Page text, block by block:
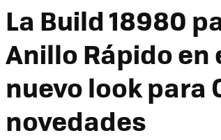
La Build 18980
Anillo Rápido
nuevo look para
novedades